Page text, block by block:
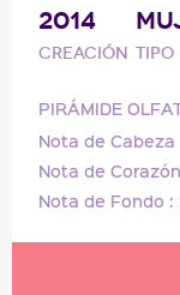
2014
Creación Tipo
PIRÁMIDE
Nota de Cabeza
Nota de
Nota de Fondo :